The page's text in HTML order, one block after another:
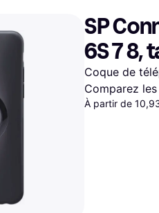
Payer maintenant
Paiement en 3 fois
Paiement à 30 jours
Klarna sur Apple Pay
Airbnb
Temu
JD Sports
SP
6S 7 8,
Coque de
Comparez
À partir de